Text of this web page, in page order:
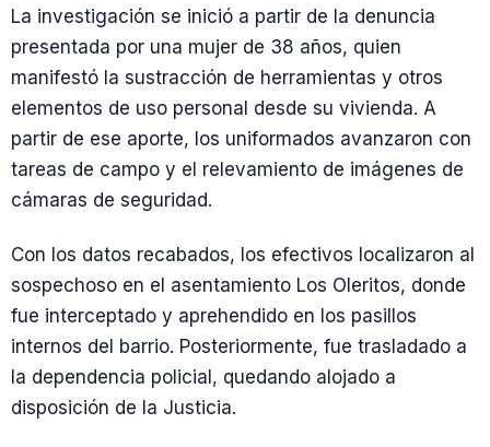
La investigación se inició a partir de la denuncia
presentada por una mujer de 38 años, quien
manifestó la sustracción de herramientas y otros
elementos de uso personal desde su vivienda. A
partir de ese aporte, los uniformados avanzaron con
tareas de campo y el relevamiento de imágenes de
cámaras de seguridad.
Con los datos recabados, los efectivos localizaron al
sospechoso en el asentamiento Los Oleritos, donde
fue interceptado y aprehendido en los pasillos
internos del barrio. Posteriormente, fue trasladado a
la dependencia policial, quedando alojado a
disposición de la Justicia.